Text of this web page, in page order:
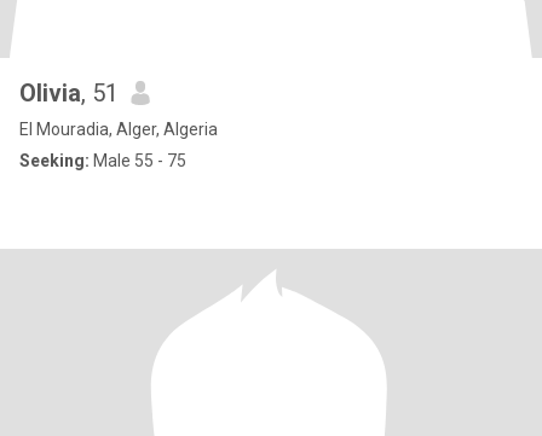
Olivia, 51
El Mouradia, Alger, Algeria
Seeking: Male 55 - 75